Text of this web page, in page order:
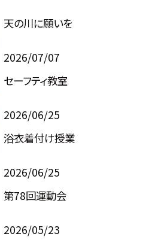
天の川に願いを
2026/07/07
セーフティ教室
2026/06/25
浴衣着付け授業
2026/06/25
第78回運動会
2026/05/23